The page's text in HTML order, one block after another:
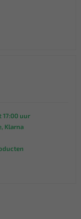
17:00 uur
Klarna